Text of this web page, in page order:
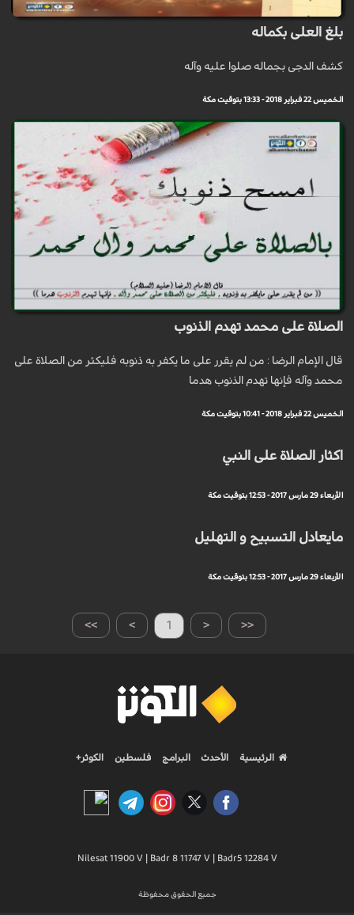
بلغ العلى بكماله
كشف الدجى بجماله صلوا عليه وآله
الخميس 22 فبراير 2018 - 13:33 بتوقيت مكة
الصلاة على محمد تهدم الذنوب
قال الإمام الرضا : من لم يقرر على ما يكفر به ذنوبه فليكثر من الصلاة على
محمد وآله فإنها تهدم الذنوب هدما
الخميس 22 فبراير 2018 - 10:41 بتوقيت مكة
اكثار الصلاة على النبي
الأربعاء 29 مارس 2017 - 12:53 بتوقيت مكة
مايعادل التسبيح و التهليل
الأربعاء 29 مارس 2017 - 12:53 بتوقيت مكة
>> > 1 < <<
الرئيسية الأحدث البرامج فلسطين الكوثر+
Nilesat 11900 V | Badr 8 11747 V | Badr5 12284 V
جميع الحقوق محفوظة